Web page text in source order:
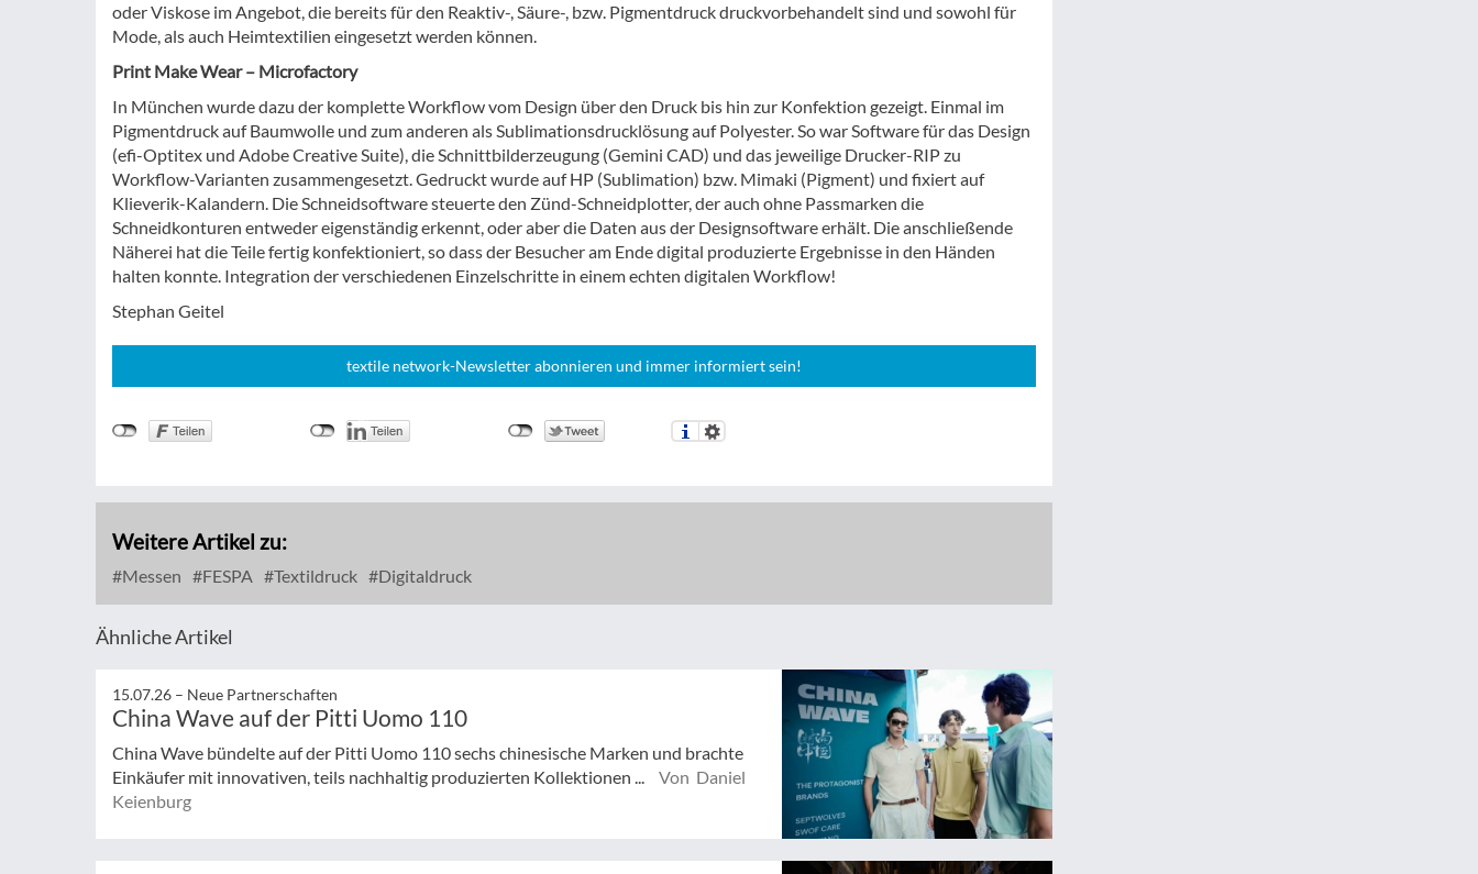
oder Viskose im Angebot, die bereits für den Reaktiv-, Säure-, bzw. Pigmentdruck druckvorbehandelt sind und sowohl für
Mode, als auch Heimtextilien eingesetzt werden können.
Print Make Wear – Microfactory
In München wurde dazu der komplette Workflow vom Design über den Druck bis hin zur Konfektion gezeigt. Einmal im
Pigmentdruck auf Baumwolle und zum anderen als Sublimationsdrucklösung auf Polyester. So war Software für das Design
(efi-Optitex und Adobe Creative Suite), die Schnittbilderzeugung (Gemini CAD) und das jeweilige Drucker-RIP zu
Workflow-Varianten zusammengesetzt. Gedruckt wurde auf HP (Sublimation) bzw. Mimaki (Pigment) und fixiert auf
Klieverik-Kalandern. Die Schneidsoftware steuerte den Zünd-Schneidplotter, der auch ohne Passmarken die
Schneidkonturen entweder eigenständig erkennt, oder aber die Daten aus der Designsoftware erhält. Die anschließende
Näherei hat die Teile fertig konfektioniert, so dass der Besucher am Ende digital produzierte Ergebnisse in den Händen
halten konnte. Integration der verschiedenen Einzelschritte in einem echten digitalen Workflow!
Stephan Geitel
textile network-Newsletter abonnieren und immer informiert sein!
Weitere Artikel zu:
Messen FESPA Textildruck Digitaldruck
Ähnliche Artikel
15.07.26 – Neue Partnerschaften
China Wave auf der Pitti Uomo 110
China Wave bündelte auf der Pitti Uomo 110 sechs chinesische Marken und brachte
Einkäufer mit innovativen, teils nachhaltig produzierten Kollektionen ...
Von Daniel
Keienburg